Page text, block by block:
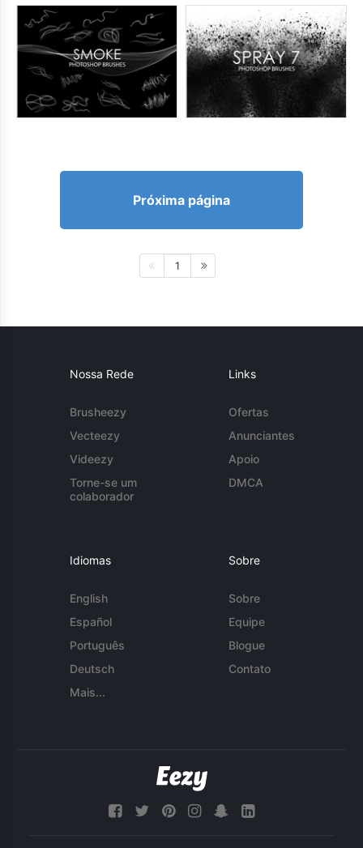
Próxima página
1
Nossa Rede
Brusheezy
Vecteezy
Videezy
Torne-se um
colaborador
Links
Ofertas
Anunciantes
Apoio
DMCA
Idiomas
English
Español
Português
Deutsch
Mais...
Sobre
Sobre
Equipe
Blogue
Contato